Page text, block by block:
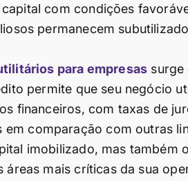
com condições
permanecem
para empresas surge
permite que seu negócio
financeiros, com taxas de
comparação com outras
imobilizado, mas também
mais críticas da sua